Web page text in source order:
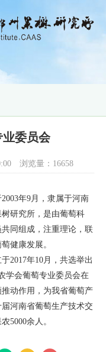
委员会
浏览量： 16658
年9月，隶属于河南
研究所，是由葡萄科
同组成，注重理论，联
健康发展。
年10月，共选举出
学会葡萄专业委员会在
动作用，为我省葡萄产
河南省葡萄生产技术交
5000余人。